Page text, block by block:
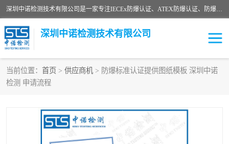
深圳中诺检测技术有限公司是一家专注IECEx防爆认证、ATEX防爆认证、防爆电气检测、防爆合格证、煤安认证等代理机构，可为客户提供从防爆设计、认证、现场检查、工程施工改造、培训等一站式服务。
深圳中诺检测技术有限公司
当前位置： 首页 > 供应商机 > 防爆标准认证提供图纸模板 深圳中诺
检测 申请流程
ATEX防爆认证
防爆3C认证 现场防爆检测
煤安矿安